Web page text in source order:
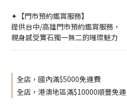
✦【門市預約鑑賞服務】
提供台中/高雄門市預約鑑賞服務，
親身感受寶石獨一無二的璀璨魅力
全店，國內滿$5000免運費
全店，港澳地區滿$10000順豐免運